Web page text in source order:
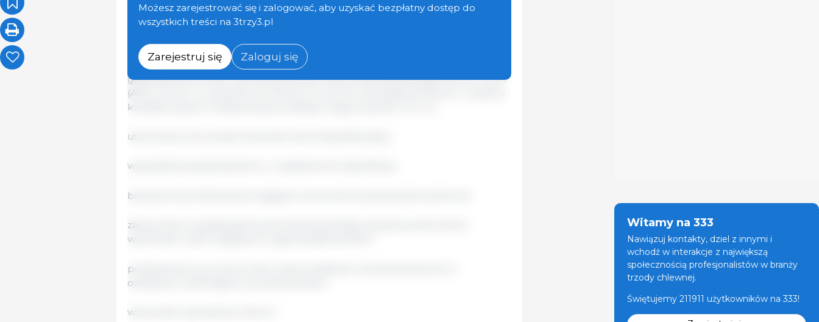
Ze wsparcia finansowanego budżetu PROW na lata 2014-2020 mogą skorzystać
zrealizowali zobowiązania rolno-środowiskowe w ramach wariantu 7.4 –
zachowanie lokalnych ras świń, i chcą przeprowadzić inwestycje chroniące ich
gospodarstwa przed rozprzestrzenianiem się wirusa afrykańskiego pomoru świń
(ASF). Pomoc w wysokości do 100 tys. zł w formie refundacji do 80 proc. kosztów
kwalifikowanych zrealizowanej inwestycji mogą otrzymać m.in. na:
utworzenie lub zmodernizowanie niecki dezynfekcyjnej;
wyposażenie gospodarstwa w urządzenie do dezynfekcji;
budowę lub przebudowę magazynu do przechowywania słomy dla świń;
zakup silosu na paszę gotową do bezpośredniego spożycia przez świnie i
wykonanie robót związanych z jego posadowieniem;
przebudowę czy remont, które doprowadzą do utrzymywania świń w
odrębnych, zamkniętych pomieszczeniach;
wykonanie ogrodzenia chlewni.
Możesz zarejestrować się i zalogować, aby uzyskać bezpłatny dostęp do
wszystkich treści na 3trzy3.pl
Zarejestruj się Zaloguj się
Witamy na 333
Nawiązuj kontakty, dziel z innymi i
wchodź w interakcje z największą
społecznością profesjonalistów w branży
trzody chlewnej.
Świętujemy 211911 użytkowników na 333!